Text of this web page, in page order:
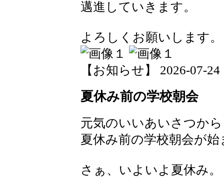
邁進していきます。
よろしくお願いします。
【お知らせ】 2026-07-24
夏休み前の学校朝会
元気のいいあいさつから
夏休み前の学校朝会が
さぁ、いよいよ夏休み。